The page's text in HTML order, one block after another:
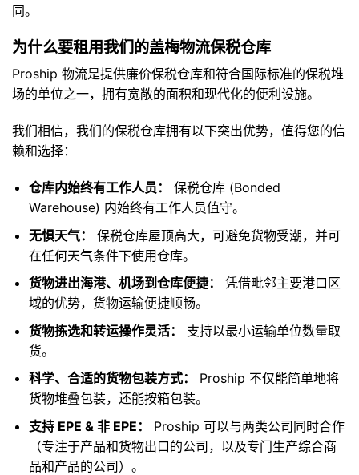
同。
为什么要租用我们的盖梅物流保税仓库
Proship 物流是提供廉价保税仓库和符合国际标准的保税堆
场的单位之一，拥有宽敞的面积和现代化的便利设施。
我们相信，我们的保税仓库拥有以下突出优势，值得您的信
赖和选择：
仓库内始终有工作人员：
保税仓库 (Bonded
Warehouse) 内始终有工作人员值守。
无惧天气：
保税仓库屋顶高大，可避免货物受潮，并可
在任何天气条件下使用仓库。
货物进出海港、机场到仓库便捷：
凭借毗邻主要港口区
域的优势，货物运输便捷顺畅。
货物拣选和转运操作灵活：
支持以最小运输单位数量取
货。
科学、合适的货物包装方式：
Proship 不仅能简单地将
货物堆叠包装，还能按箱包装。
支持 EPE & 非 EPE：
Proship 可以与两类公司同时合作
（专注于产品和货物出口的公司，以及专门生产综合商
品和产品的公司）。